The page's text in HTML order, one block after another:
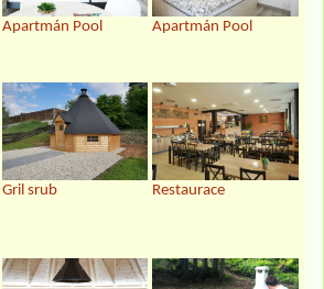
Apartmán Pool Apartmán Pool
Gril srub Restaurace